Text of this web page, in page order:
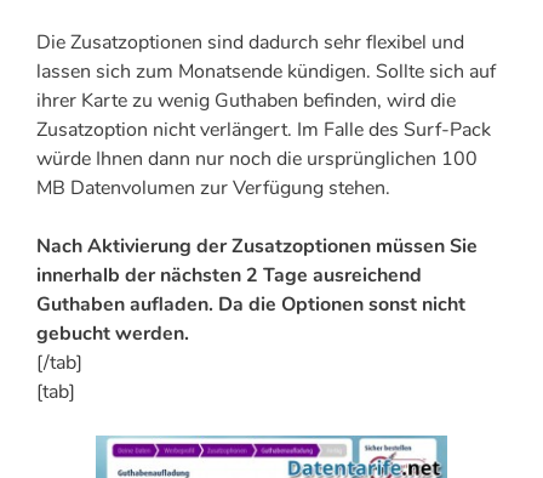
Die Zusatzoptionen sind dadurch sehr flexibel und
lassen sich zum Monatsende kündigen. Sollte sich auf
ihrer Karte zu wenig Guthaben befinden, wird die
Zusatzoption nicht verlängert. Im Falle des Surf-Pack
würde Ihnen dann nur noch die ursprünglichen 100
MB Datenvolumen zur Verfügung stehen.
Nach Aktivierung der Zusatzoptionen müssen Sie
innerhalb der nächsten 2 Tage ausreichend
Guthaben aufladen. Da die Optionen sonst nicht
gebucht werden.
[/tab]
[tab]